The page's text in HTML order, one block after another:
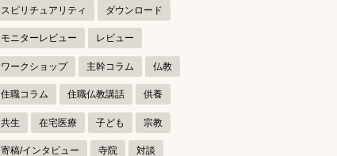
スピリチュアリティ ダウンロード
モニターレビュー レビュー
ワークショップ 主幹コラム 仏教
住職コラム 住職仏教講話 供養
共生 在宅医療 子ども 宗教
寄稿/インタビュー 寺院 対談